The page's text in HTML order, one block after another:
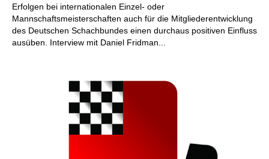
Erfolgen bei internationalen Einzel- oder
Mannschaftsmeisterschaften auch für die Mitgliederentwicklung
des Deutschen Schachbundes einen durchaus positiven Einfluss
ausüben. Interview mit Daniel Fridman...